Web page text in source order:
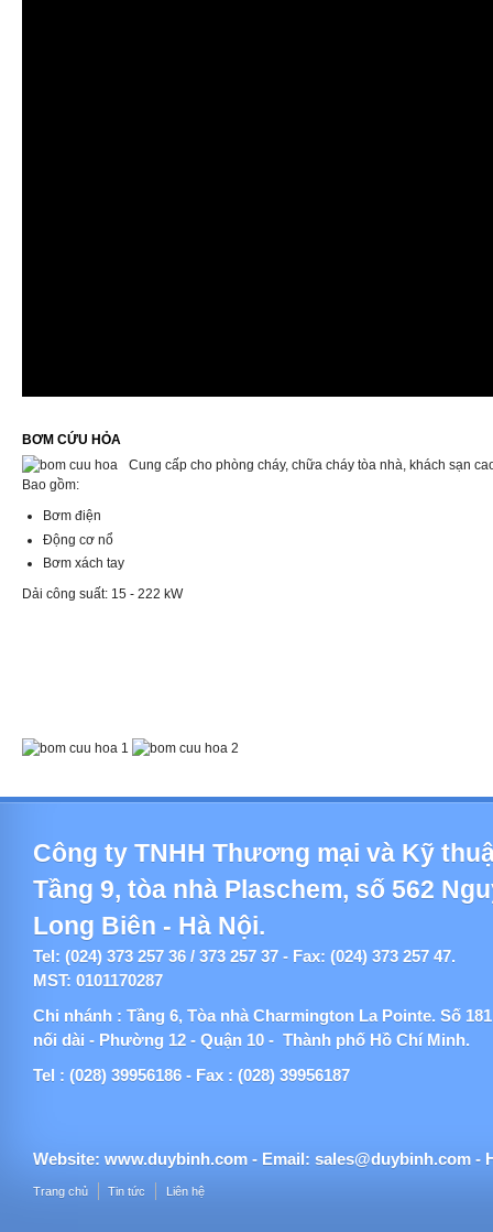
BƠM CỨU HỎA
Cung cấp cho phòng cháy, chữa cháy tòa nhà, khách sạn
Bao gồm:
Bơm điện
Động cơ nổ
Bơm xách tay
Dải công suất: 15 - 222 kW
Công ty TNHH Thương mại và Kỹ
Tầng 9, tòa nhà Plaschem, số 562
Long Biên - Hà Nội.
Tel: (024) 373 257 36 / 373 257 37 - Fax: (024) 373 257 47.
MST: 0101170287
Chi nhánh : Tầng 6, Tòa nhà Charmington La Pointe. Số
nối dài - Phường 12 - Quận 10 - Thành phố Hồ Chí Minh.
Tel : (028) 39956186 - Fax : (028) 39956187
Website: www.duybinh.com - Email: sales@duybinh.com -
Trang chủ Tin tức Liên hệ